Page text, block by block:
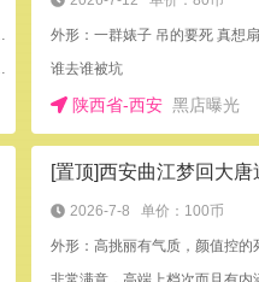
就出水，叫声自然
意夹，也不催，适合慢慢干。
外形：一群婊子 吊的要死 真想
谁去谁被坑
陕西省-西安 黑店曝光
2026-7-8 单价：100币